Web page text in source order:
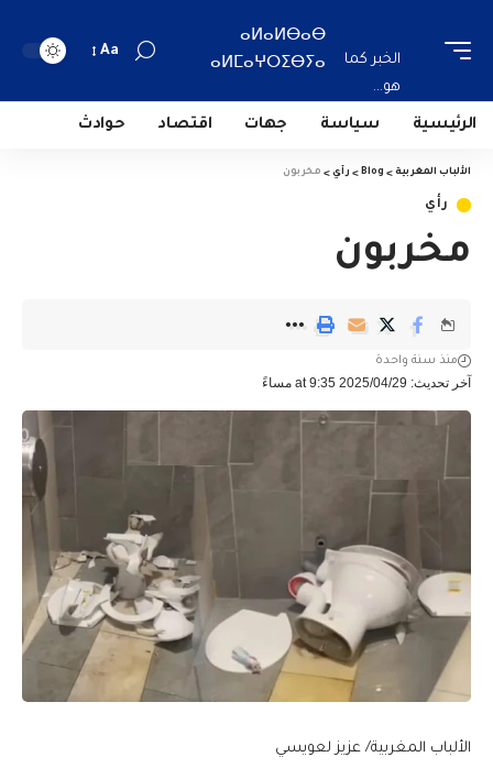
الخبر كما
هو...
ⴰⵍⴰⵍⴱⴰⴱ
ⴰⵍⵎⴰⵖⵔⵉⴱⵢⴰ
Aa
الرئيسية سياسة جهات اقتصاد حوادث
الألباب المغربية >
Blog
> رأي > مخربون
رأي
مخربون
آخر تحديث: 2025/04/29 at 9:35 مساءً
منذ سنة واحدة
الألباب المغربية/ عزيز لعويسي